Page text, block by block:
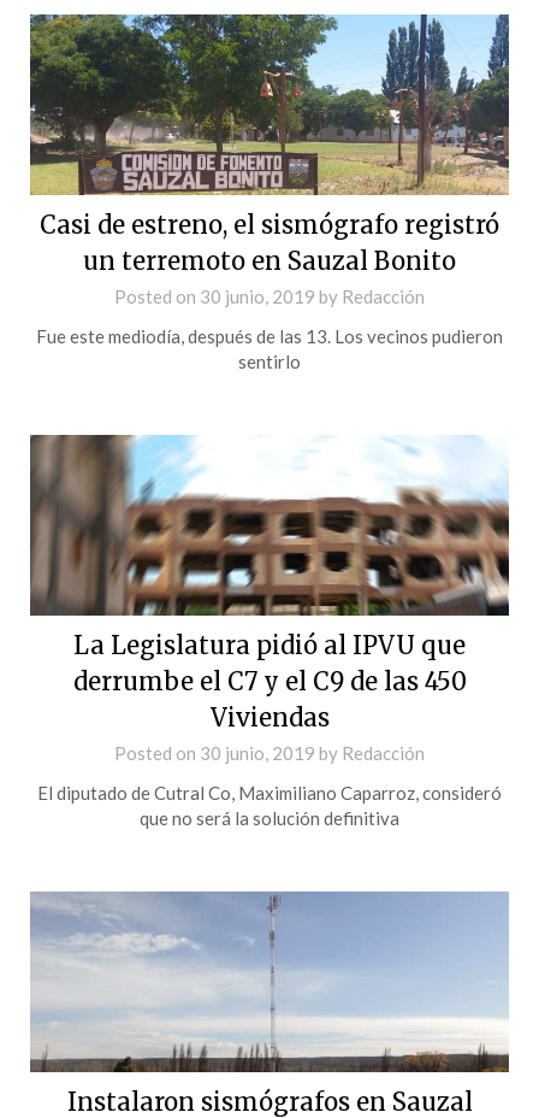
Casi de estreno, el sismógrafo registró
un terremoto en Sauzal Bonito
Posted on 30 junio, 2019 by Redacción
Fue este mediodía, después de las 13. Los vecinos pudieron
sentirlo
La Legislatura pidió al IPVU que
derrumbe el C7 y el C9 de las 450
Viviendas
Posted on 30 junio, 2019 by Redacción
El diputado de Cutral Co, Maximiliano Caparroz, consideró
que no será la solución definitiva
Instalaron sismógrafos en Sauzal